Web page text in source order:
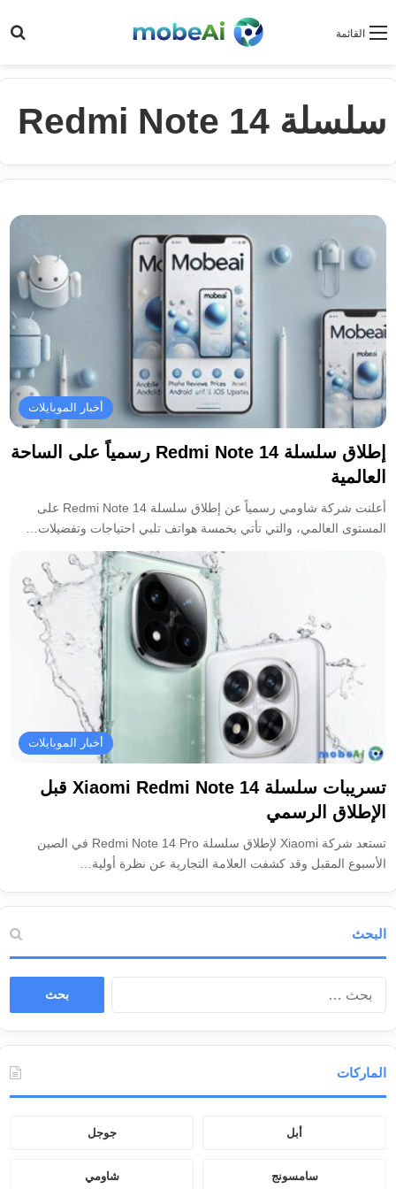
القائمة
سلسلة Redmi Note 14
أخبار الموبايلات
إطلاق سلسلة Redmi Note 14 رسمياً على الساحة
العالمية
أعلنت شركة شاومي رسمياً عن إطلاق سلسلة Redmi Note 14 على
المستوى العالمي، والتي تأتي بخمسة هواتف تلبي احتياجات وتفضيلات…
أخبار الموبايلات
تسريبات سلسلة Xiaomi Redmi Note 14 قبل
الإطلاق الرسمي
تستعد شركة Xiaomi لإطلاق سلسلة Redmi Note 14 Pro في الصين
الأسبوع المقبل وقد كشفت العلامة التجارية عن نظرة أولية…
البحث
ن
الماركات
أبل جوجل
سامسونج شاومي